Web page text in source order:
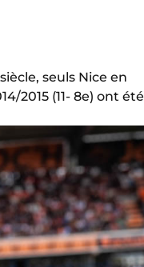
seuls Nice en
2015 (11- 8e) ont été